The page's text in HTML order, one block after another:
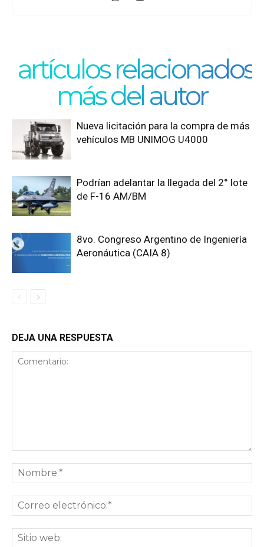
artículos relacionados
más del autor
Nueva licitación para la compra de más
vehículos MB UNIMOG U4000
Podrían adelantar la llegada del 2° lote
de F-16 AM/BM
8vo. Congreso Argentino de Ingeniería
Aeronáutica (CAIA 8)
DEJA UNA RESPUESTA